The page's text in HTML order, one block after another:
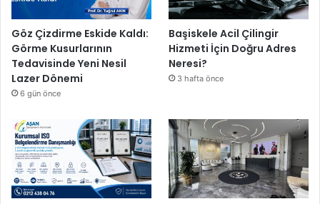
Göz Çizdirme Eskide Kaldı:
Görme Kusurlarının
Tedavisinde Yeni Nesil
Lazer Dönemi
6 gün önce
Başiskele Acil Çilingir
Hizmeti İçin Doğru Adres
Neresi?
3 hafta önce